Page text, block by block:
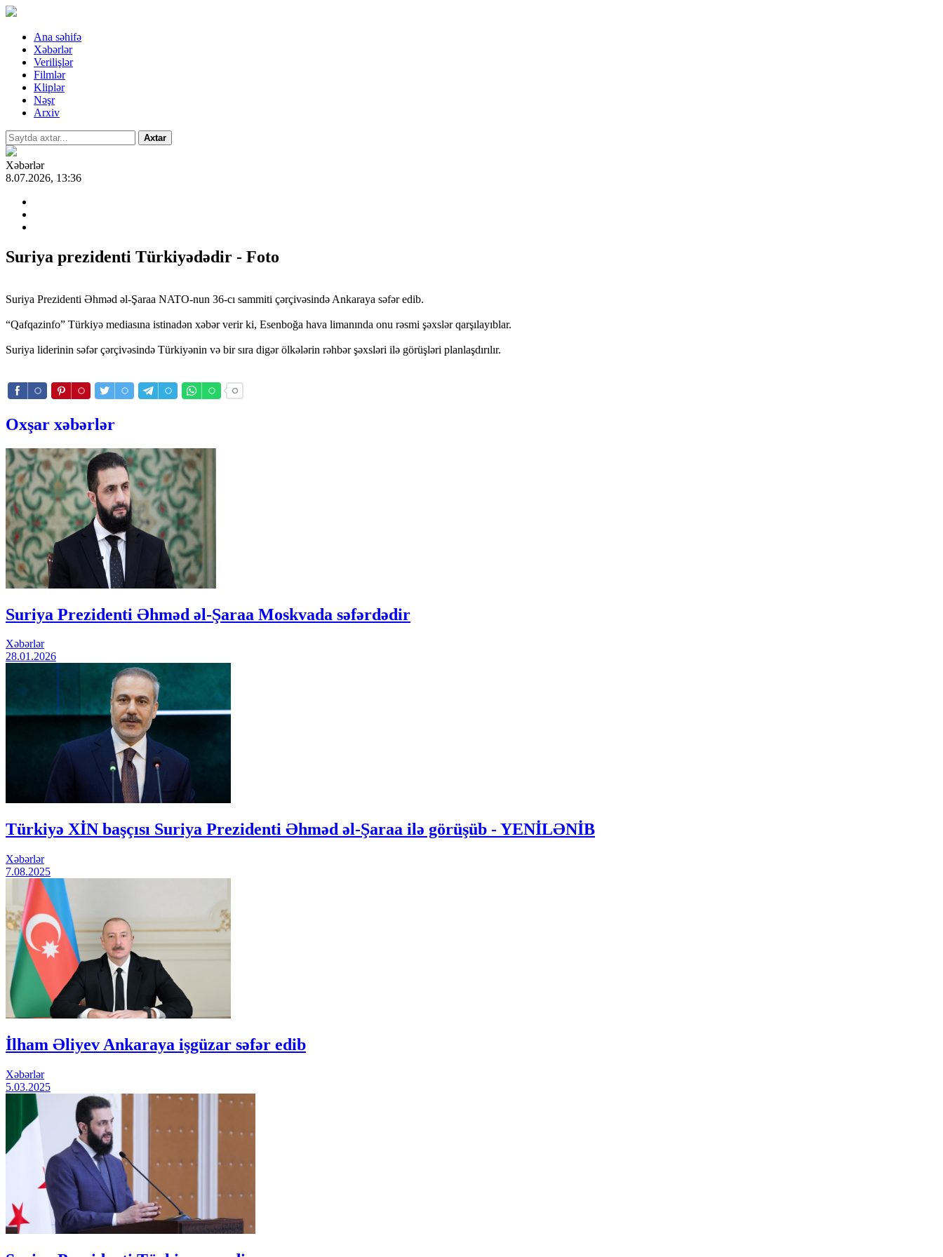
Ana səhifə
Xəbərlər
Verilişlər
Filmlər
Kliplər
Nəşr
Arxiv
Axtar
Xəbərlər
8.07.2026, 13:36
Suriya prezidenti Türkiyədədir - Foto
Suriya Prezidenti Əhməd əl-Şaraa NATO-nun 36-cı sammiti çərçivəsində Ankaraya səfər edib.
“Qafqazinfo” Türkiyə mediasına istinadən xəbər verir ki, Esenboğa hava limanında onu rəsmi şəxslər qarşılayıblar.
Suriya liderinin səfər çərçivəsində Türkiyənin və bir sıra digər ölkələrin rəhbər şəxsləri ilə görüşləri planlaşdırılır.
Oxşar xəbərlər
Suriya Prezidenti Əhməd əl-Şaraa Moskvada səfərdədir
Xəbərlər
28.01.2026
Türkiyə XİN başçısı Suriya Prezidenti Əhməd əl-Şaraa ilə görüşüb - YENİLƏNİB
Xəbərlər
7.08.2025
İlham Əliyev Ankaraya işgüzar səfər edib
Xəbərlər
5.03.2025